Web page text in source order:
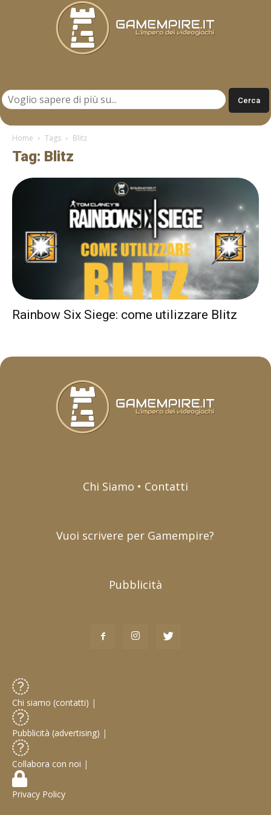
Home Tags Blitz
Tag: Blitz
Rainbow Six Siege: come utilizzare Blitz
Chi Siamo • Contatti
Vuoi scrivere per Gamempire?
Pubblicità
Chi siamo (contatti) |
Pubblicità (advertising) |
Collabora con noi |
Privacy Policy